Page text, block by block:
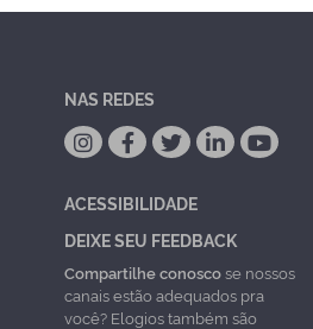
NAS REDES
ACESSIBILIDADE
DEIXE SEU FEEDBACK
Compartilhe conoscose nossos
canais estão adequados pra
você? Elogios também são